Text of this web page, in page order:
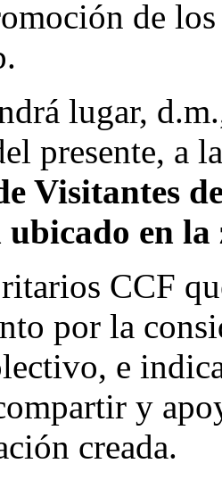
de
lugar,
presente, a
Visitantes
en la
CCF
por la
e
y
creada.